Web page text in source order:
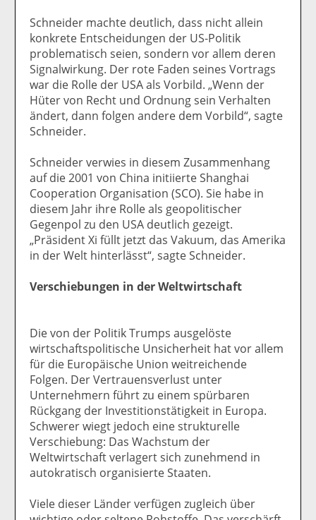
Schneider machte deutlich, dass nicht allein
konkrete Entscheidungen der US-Politik
problematisch seien, sondern vor allem deren
Signalwirkung. Der rote Faden seines Vortrags
war die Rolle der USA als Vorbild. „Wenn der
Hüter von Recht und Ordnung sein Verhalten
ändert, dann folgen andere dem Vorbild“, sagte
Schneider.
Schneider verwies in diesem Zusammenhang
auf die 2001 von China initiierte Shanghai
Cooperation Organisation (SCO). Sie habe in
diesem Jahr ihre Rolle als geopolitischer
Gegenpol zu den USA deutlich gezeigt.
„Präsident Xi füllt jetzt das Vakuum, das Amerika
in der Welt hinterlässt“, sagte Schneider.
Verschiebungen in der Weltwirtschaft
Die von der Politik Trumps ausgelöste
wirtschaftspolitische Unsicherheit hat vor allem
für die Europäische Union weitreichende
Folgen. Der Vertrauensverlust unter
Unternehmern führt zu einem spürbaren
Rückgang der Investitionstätigkeit in Europa.
Schwerer wiegt jedoch eine strukturelle
Verschiebung: Das Wachstum der
Weltwirtschaft verlagert sich zunehmend in
autokratisch organisierte Staaten.
Viele dieser Länder verfügen zugleich über